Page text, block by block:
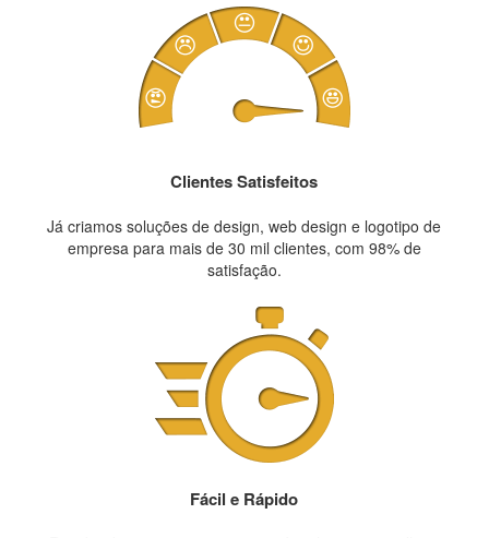
Clientes Satisfeitos
Já criamos soluções de design, web design e logotipo de
empresa para mais de 30 mil clientes, com 98% de
satisfação.
Fácil e Rápido